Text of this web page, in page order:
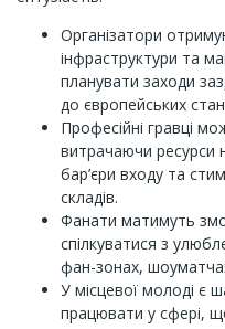
Організатори
інфраструктури та
планувати заходи
до європейських
Професійні гравці
витрачаючи ресурси
бар’єри входу та
складів.
Фанати матимуть
спілкуватися з
фан-зонах,
У місцевої молоді є
працювати у сфері,